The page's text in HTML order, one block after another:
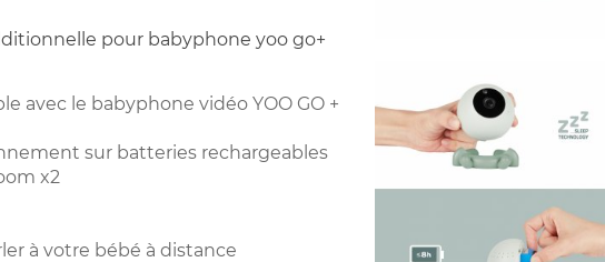
pour babyphone yoo go+
avec le babyphone vidéo YOO GO +
sur batteries rechargeables
x2
à votre bébé à distance